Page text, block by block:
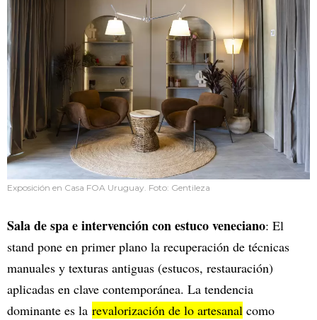
Exposición en Casa FOA Uruguay. Foto: Gentileza
Sala de spa e intervención con estuco veneciano: El
stand pone en primer plano la recuperación de técnicas
manuales y texturas antiguas (estucos, restauración)
aplicadas en clave contemporánea. La tendencia
dominante es la revalorización de lo artesanal como